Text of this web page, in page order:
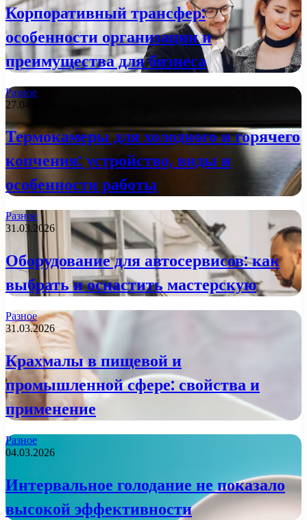
Корпоративный трансфер:
особенности организации и
преимущества для бизнеса
Разное
27.04.2026
Термокамеры для холодного и горячего
копчения: устройство, виды и
особенности работы
Разное
31.03.2026
Оборудование для автосервисов: как
выбрать и оснастить мастерскую
Разное
31.03.2026
Крахмалы в пищевой и
промышленной сфере: свойства и
применение
Разное
04.03.2026
Интервальное голодание не показало
высокой эффективности